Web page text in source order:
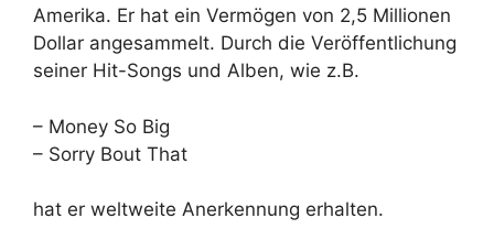
Amerika. Er hat ein Vermögen von 2,5 Millionen
Dollar angesammelt. Durch die Veröffentlichung
seiner Hit-Songs und Alben, wie z.B.
– Money So Big
– Sorry Bout That
hat er weltweite Anerkennung erhalten.